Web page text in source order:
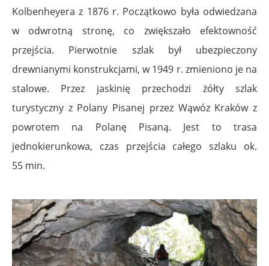
Kolbenheyera z 1876 r. Początkowo była odwiedzana
w odwrotną stronę, co zwiększało efektowność
przejścia. Pierwotnie szlak był ubezpieczony
drewnianymi konstrukcjami, w 1949 r. zmieniono je na
stalowe. Przez jaskinię przechodzi żółty szlak
turystyczny z Polany Pisanej przez Wąwóz Kraków z
powrotem na Polanę Pisaną. Jest to trasa
jednokierunkowa, czas przejścia całego szlaku ok.
55 min.